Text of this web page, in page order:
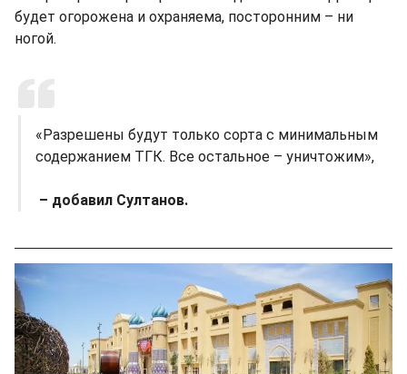
будет огорожена и охраняема, посторонним – ни
ногой.
«Разрешены будут только сорта с минимальным
содержанием ТГК. Все остальное – уничтожим»,
– добавил Султанов.